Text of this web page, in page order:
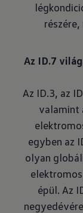
Az ID.7
Az ID.3, az
valamint
egyben az
olyan
épül. Az